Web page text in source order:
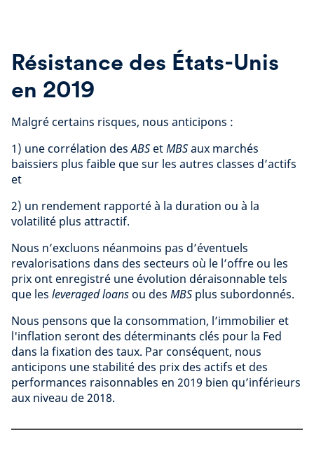
Résistance des États-Unis
en 2019
Malgré certains risques, nous anticipons :
1) une corrélation desABSetMBSaux marchés
baissiers plus faible que sur les autres classes d’actifs
et
2) un rendement rapporté à la duration ou à la
volatilité plus attractif.
Nous n’excluons néanmoins pas d’éventuels
revalorisations dans des secteurs où le l’offre ou les
prix ont enregistré une évolution déraisonnable tels
que les leveraged loans ou des MBSplus subordonnés.
Nous pensons que la consommation, l’immobilier et
l'inflation seront des déterminants clés pour la Fed
dans la fixation des taux. Par conséquent, nous
anticipons une stabilité des prix des actifs et des
performances raisonnables en 2019 bien qu’inférieurs
aux niveau de 2018.